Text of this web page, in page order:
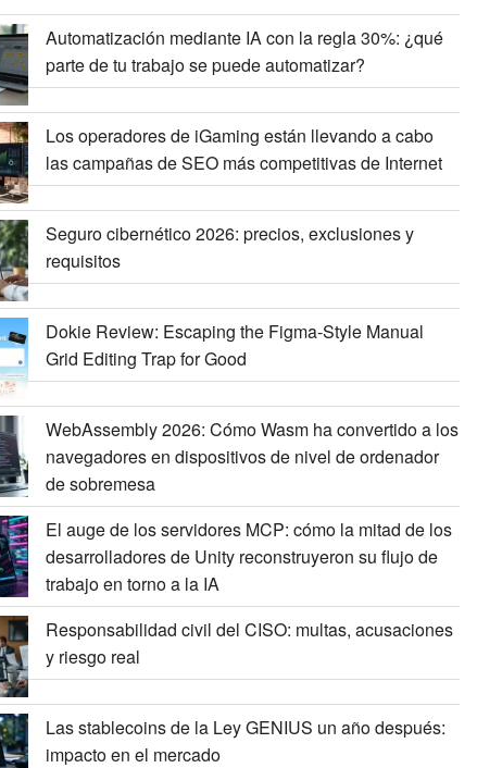
Automatización mediante IA con la regla 30%: ¿qué
parte de tu trabajo se puede automatizar?
Los operadores de iGaming están llevando a cabo
las campañas de SEO más competitivas de Internet
Seguro cibernético 2026: precios, exclusiones y
requisitos
Dokie Review: Escaping the Figma-Style Manual
Grid Editing Trap for Good
WebAssembly 2026: Cómo Wasm ha convertido a los
navegadores en dispositivos de nivel de ordenador
de sobremesa
El auge de los servidores MCP: cómo la mitad de los
desarrolladores de Unity reconstruyeron su flujo de
trabajo en torno a la IA
Responsabilidad civil del CISO: multas, acusaciones
y riesgo real
Las stablecoins de la Ley GENIUS un año después:
impacto en el mercado